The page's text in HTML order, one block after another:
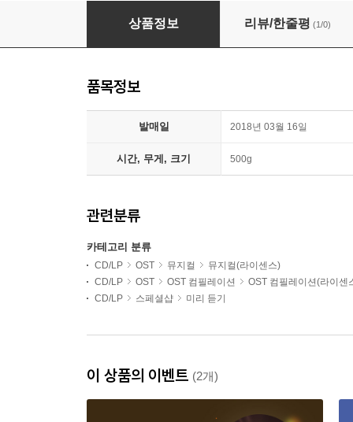
앤드류 로이드 웨버 뮤지컬 음악 모음집
상품정보 리뷰/한줄평 (1/0)
품목정보
발매일 2018년 03월 16일
시간, 무게, 크기 500g
관련분류
카테고리 분류
CD/LP OST 뮤지컬
뮤지컬(라이센스)
CD/LP
OST OST 컴필레이션
OST 컴필레이션(라이센
CD/LP
스페셜샵 미리 듣기
이 상품의 이벤트 (2개)